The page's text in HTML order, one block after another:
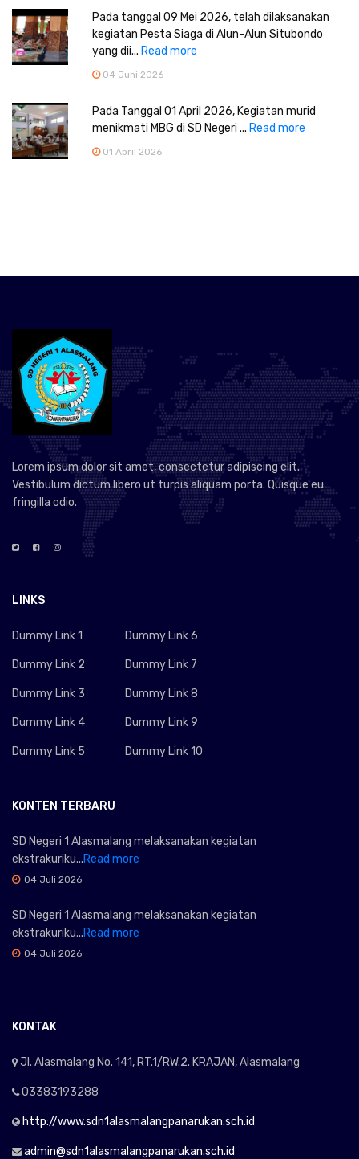
Pada tanggal 09 Mei 2026, telah dilaksanakan
kegiatan Pesta Siaga di Alun-Alun Situbondo
yang dii... Read more
04 Juni 2026
Pada Tanggal 01 April 2026, Kegiatan murid
menikmati MBG di SD Negeri ... Read more
01 April 2026
Lorem ipsum dolor sit amet, consectetur adipiscing elit.
Vestibulum dictum libero ut turpis aliquam porta. Quisque eu
fringilla odio.
LINKS
Dummy Link 1
Dummy Link 2
Dummy Link 3
Dummy Link 4
Dummy Link 5
Dummy Link 6
Dummy Link 7
Dummy Link 8
Dummy Link 9
Dummy Link 10
KONTEN TERBARU
SD Negeri 1 Alasmalang melaksanakan kegiatan
ekstrakuriku...Read more
04 Juli 2026
SD Negeri 1 Alasmalang melaksanakan kegiatan
ekstrakuriku...Read more
04 Juli 2026
KONTAK
Jl. Alasmalang No. 141, RT.1/RW.2. KRAJAN, Alasmalang
03383193288
http://www.sdn1alasmalangpanarukan.sch.id
admin@sdn1alasmalangpanarukan.sch.id